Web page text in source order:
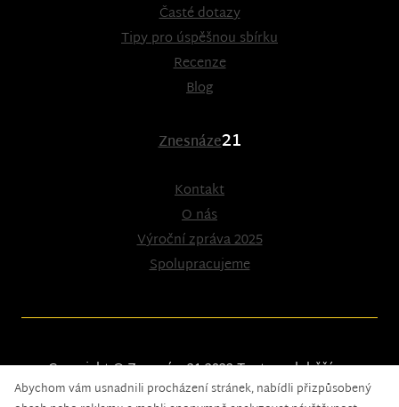
Časté dotazy
Tipy pro úspěšnou sbírku
Recenze
Blog
Znesnáze21
Kontakt
O nás
Výroční zpráva 2025
Spolupracujeme
Copyright © Znesnáze21 2023Tento web běží na
solidpixels.
Abychom vám usnadnili procházení stránek, nabídli přizpůsobený